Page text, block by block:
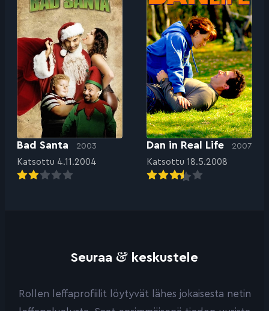
Bad Santa 2003
Katsottu 4.11.2004
Dan in Real Life 2007
Katsottu 18.5.2008
Seuraa & keskustele
Rollen leffaprofiilit löytyvät lähes jokaisesta netin